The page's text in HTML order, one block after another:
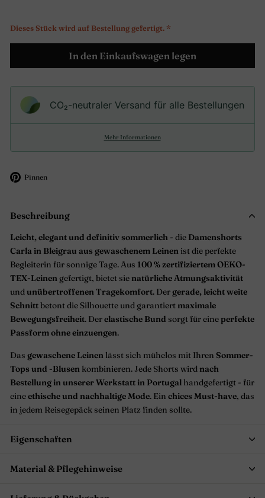
Dieses Stück wird auf Bestellung gefertigt. *
In den Einkaufswagen legen
CO₂-neu­t­raler Versand für alle Bestellungen
Mehr Informationen
Pinnen
Beschreibung
Leicht, elegant und definitiv sommerlich - die Damenshorts
Carla in Bleigrau aus gewaschenem Leinen ist die perfekte
Begleiterin für sonnige Tage. Aus 100 % zertifiziertem OEKO-
TEX-Leinen gefertigt, bietet sie natürliche Atmungsaktivität
undunübertroffenen Tragekomfort. Dergerade, leicht weite
Schnittbetont die Silhouette und garantiert maximale
Bewegungsfreiheit. Derelastische Bund sorgt für eine perfekte
Passform ohne einzuengen.
Das gewaschene Leinen lässt sich mühelos mit Ihren Sommer-
Tops und -Blusen kombinieren. Jede Shorts wird nach
Bestellung in unserer Werkstatt in Portugal handgefertigt - für
eineethische und nachhaltige Mode. Ein chices Must-have, das
in jedem Reisegepäck seinen Platz finden sollte.
Eigenschaften
Material & Pflegehinweise